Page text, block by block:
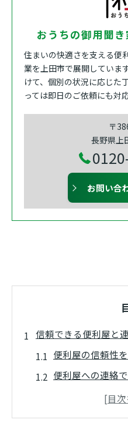
おうちの御用聞
住まいの快適さを支える便
業を上田市で展開していま
けて、個別の状況に応じた
っては即日のご依頼にも対
〒
長野県上
お問い合
信頼できる便利屋と
便利屋の信頼性
便利屋への連絡
口コミから分か
便利屋へ連絡す